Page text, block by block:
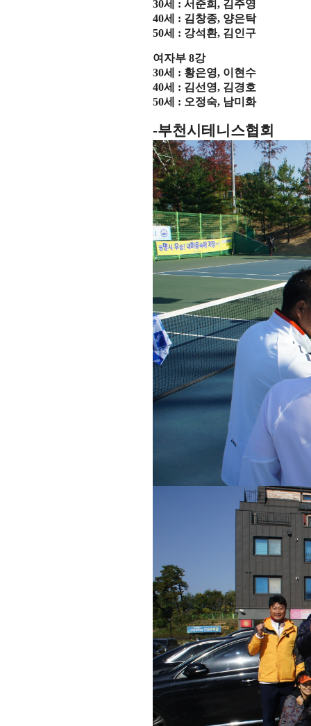
30세 : 서준희 , 김주영
40세 : 김창종, 양은탁
50세 : 강석환, 김인구
여자부 8강
30세 : 황은영, 이현수
40세 : 김선영, 김경호
50세 : 오정숙, 남미화
-부천시테니스협회